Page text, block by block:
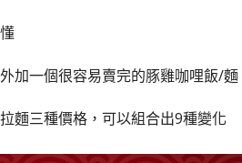
加一個很容易賣完的豚雞咖哩飯/麵
麵三種價格，可以組合出9種變化